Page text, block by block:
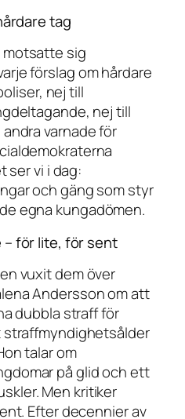
tag
motsatte sig
förslag om hårdare
nej till
nej till
varnade för
ser vi i dag:
och gäng som styr
egna kungadömen.
för lite, för sent
vuxit dem över
Andersson om att
dubbla straff för
straffmyndighetsålder
talar om
på glid och ett
Men kritiker
Efter decennier av